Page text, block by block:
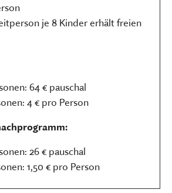
je 8 Kinder erhält freien
64 € pauschal
4 € pro Person
26 € pauschal
1,50 € pro Person